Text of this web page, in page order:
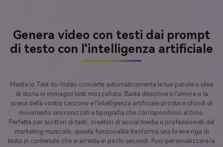
Genera video con testi dai prompt
di testo con l'intelligenza artificiale
Media.io Text-to-Video converte automaticamente le tue parole o idee
di storia in immagini testi mozzafiato. Basta descrivere l'umore o la
scena della vostra canzone e l'intelligenza artificiale produce sfondi di
movimento sincronizzati e tipografia che corrispondono al tono.
Perfetta per scrittori di testi, creatori di social media e professionisti del
marketing musicale, questa funzionalità trasforma una breve riga di
testo in contenuto che si arresta in pochi secondi. Puoi personalizzare la